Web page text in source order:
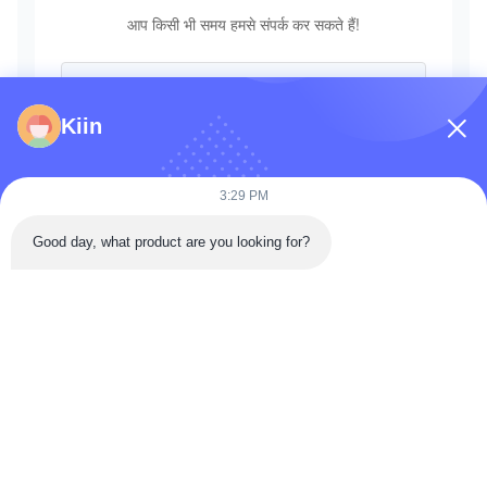
आप किसी भी समय हमसे संपर्क कर सकते हैं!
Kiin
3:29 PM
Good day, what product are you looking for?